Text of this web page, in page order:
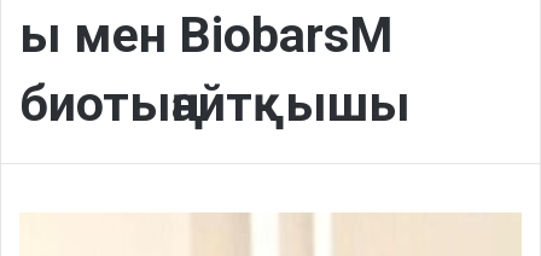
ы мен BiobarsM
биотыңайтқышы